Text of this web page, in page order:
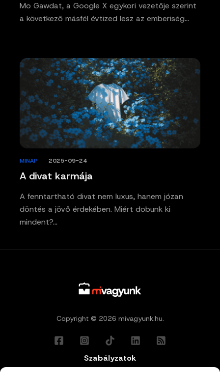
Mo Gawdat, a Google X egykori vezetője szerint
a következő másfél évtized lesz az emberiség…
A divat karmája
MINAP 2025-09-24
A fenntartható divat nem luxus, hanem józan
döntés a jövő érdekében. Miért dobunk ki
mindent?…
Copyright © 2026 mivagyunk.hu.
Szabályzatok